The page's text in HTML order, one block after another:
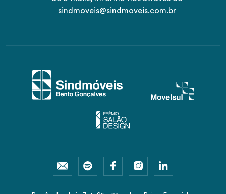
sindmoveis@sindmoveis.com.br